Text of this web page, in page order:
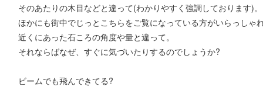
そのあたりの木目などと違って(わかりやすく強調しております)。
ほかにも街中でじっとこちらをご覧になっている方がいらっしゃ
近くにあった石ころの角度や量と違って。
それならばなぜ、すぐに気づいたりするのでしょうか?
ビームでも飛んできてる?